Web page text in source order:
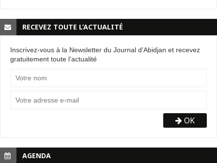
RECEVEZ TOUTE L’ACTUALITÉ
Inscrivez-vous à la Newsletter du Journal d'Abidjan et recevez
gratuitement toute l’actualité
OK
AGENDA